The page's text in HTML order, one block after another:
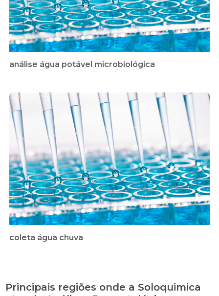
análise água potável microbiológica
coleta água chuva
Principais regiões onde a Soloquimica